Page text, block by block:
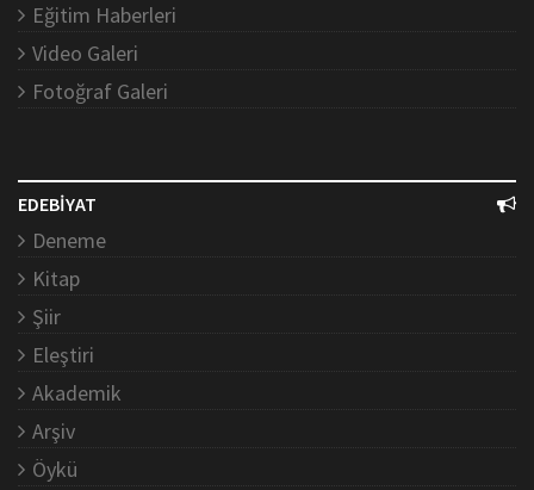
Eğitim Haberleri
Video Galeri
Fotoğraf Galeri
EDEBİYAT
Deneme
Kitap
Şiir
Eleştiri
Akademik
Arşiv
Öykü